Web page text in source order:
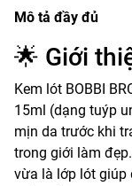
Mô tả đầy đủ
🌟 Giới
Kem lót BOBBI
15ml (dạng tuýp
mịn da trước khi
trong giới làm
vừa là lớp lót giúp